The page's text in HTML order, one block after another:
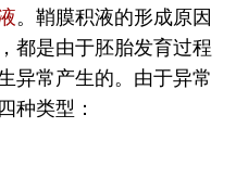
。鞘膜积液的形成原因
都是由于胚胎发育过程
异常产生的。由于异常
种类型：